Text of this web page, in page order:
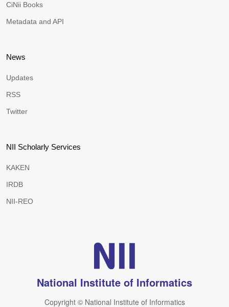
CiNii Books
Metadata and API
News
Updates
RSS
Twitter
NII Scholarly Services
KAKEN
IRDB
NII-REO
National Institute of Informatics
Copyright © National Institute of Informatics